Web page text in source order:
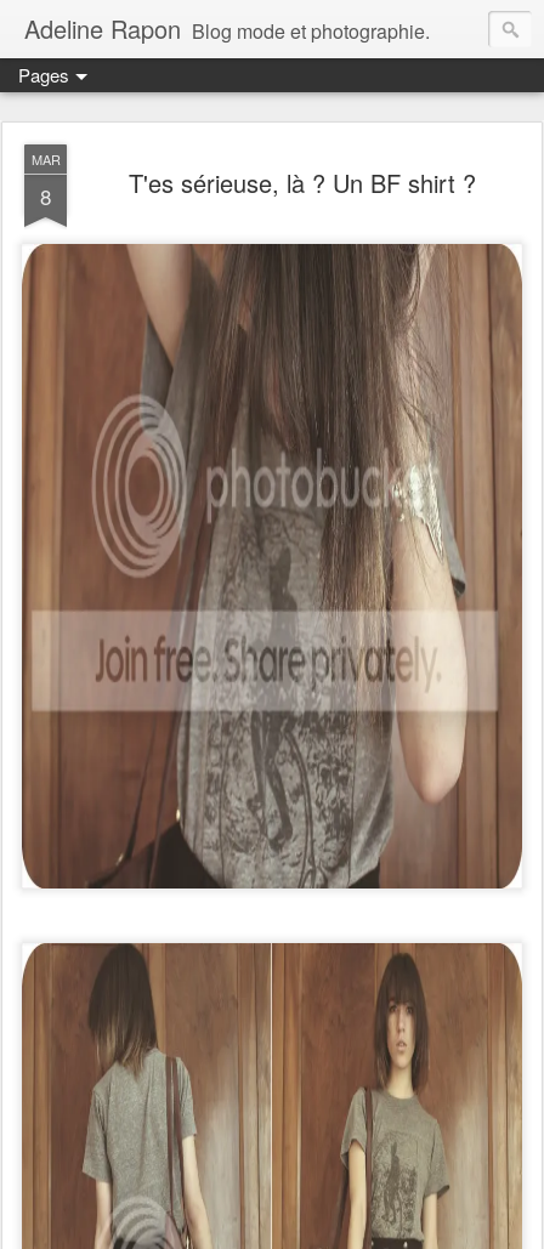
Adeline Rapon Blog mode et photographie.
Pages
MAR
8 T'es sérieuse, là ? Un BF shirt ?